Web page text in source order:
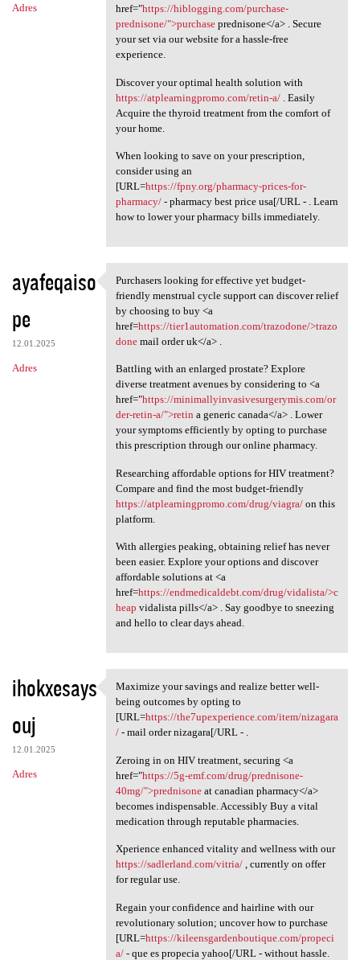
Adres
href="https://hiblogging.com/purchase-
prednisone/">purchaseprednisone</a> . Secure
your set via our website for a hassle-free
experience.
Discover your optimal health solution with
https://atplearningpromo.com/retin-a/. Easily
Acquire the thyroid treatment from the comfort of
your home.
When looking to save on your prescription,
consider using an
[URL=https://fpny.org/pharmacy-prices-for-
pharmacy/- pharmacy best price usa[/URL - . Learn
how to lower your pharmacy bills immediately.
ayafeqaiso
pe
12.01.2025
Adres
Purchasers looking for
Purchasers looking for effective yet budget-
friendly menstrual cycle support can discover relief
by choosing to buy <a
href=https://tier1automation.com/trazodone/>trazo
donemail order uk</a> .
Battling with an enlarged prostate? Explore
diverse treatment avenues by considering to <a
href="https://minimallyinvasivesurgerymis.com/or
der-retin-a/">retin a generic canada</a> . Lower
your symptoms efficiently by opting to purchase
this prescription through our online pharmacy.
Researching affordable options for HIV treatment?
Compare and find the most budget-friendly
https://atplearningpromo.com/drug/viagra/on this
platform.
With allergies peaking, obtaining relief has never
been easier. Explore your options and discover
affordable solutions at <a
href=https://endmedicaldebt.com/drug/vidalista/>c
heap vidalista pills</a> . Say goodbye to sneezing
and hello to clear days ahead.
ihokxesays
ouj
12.01.2025
Adres
Maximize your savings and
Maximize your savings and realize better well-
being outcomes by opting to
[URL=https://the7upexperience.com/item/nizagara
/- mail order nizagara[/URL - .
Zeroing in on HIV treatment, securing <a
href="https://5g-emf.com/drug/prednisone-
40mg/">prednisoneat canadian pharmacy</a>
becomes indispensable. Accessibly Buy a vital
medication through reputable pharmacies.
Xperience enhanced vitality and wellness with our
https://sadlerland.com/vitria/, currently on offer
for regular use.
Regain your confidence and hairline with our
revolutionary solution; uncover how to purchase
[URL=https://kileensgardenboutique.com/propeci
a/- que es propecia yahoo[/URL - without hassle.